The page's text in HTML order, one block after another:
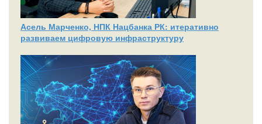
Асель Марченко, НПК Нацбанка РК: итеративно
развиваем цифровую инфраструктуру